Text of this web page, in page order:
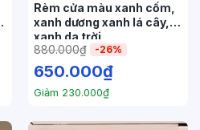
Rèm cửa màu xanh cốm,
xanh dương xanh lá cây,
xanh da trời
880.000₫ -26%
650.000₫
Giảm 230.000₫